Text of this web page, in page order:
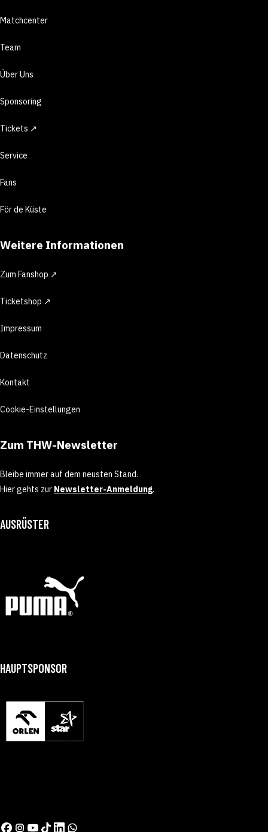
Matchcenter
Team
Über Uns
Sponsoring
Tickets ↗
Service
Fans
För de Küste
Weitere Informationen
Zum Fanshop ↗
Ticketshop ↗
Impressum
Datenschutz
Kontakt
Cookie-Einstellungen
Zum THW-Newsletter
Bleibe immer auf dem neusten Stand.
Hier gehts zur Newsletter-Anmeldung.
AUSRÜSTER
HAUPTSPONSOR